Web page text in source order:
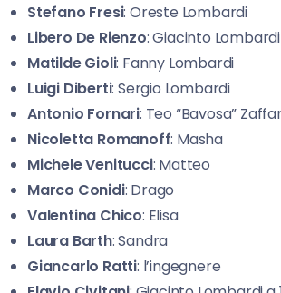
Stefano Fresi: Oreste Lombardi
Libero De Rienzo: Giacinto Lombardi
Matilde Gioli: Fanny Lombardi
Luigi Diberti: Sergio Lombardi
Antonio Fornari: Teo “Bavosa”
Nicoletta Romanoff: Masha
Michele Venitucci: Matteo
Marco Conidi: Drago
Valentina Chico: Elisa
Laura Barth: Sandra
Giancarlo Ratti: l’ingegnere